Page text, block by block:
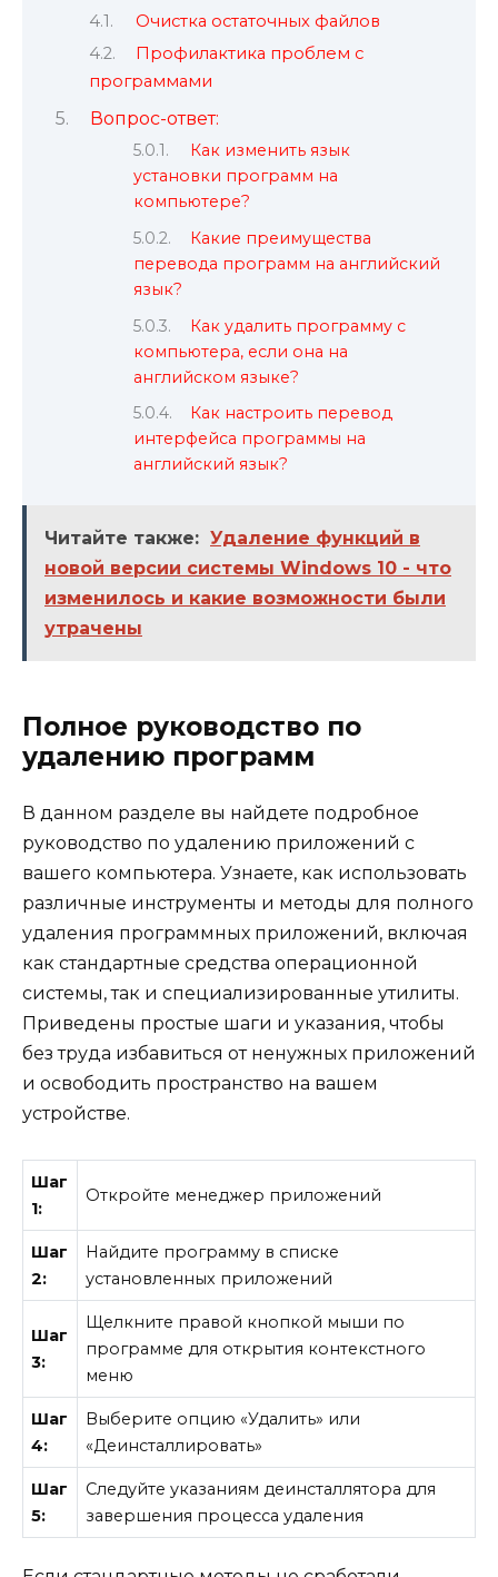
Очистка остаточных файлов
Профилактика проблем с
программами
Вопрос-ответ:
Как изменить язык
установки программ на
компьютере?
Какие преимущества
перевода программ на английский
язык?
Как удалить программу с
компьютера, если она на
английском языке?
Как настроить перевод
интерфейса программы на
английский язык?
Читайте также: Удаление функций в
новой версии системы Windows 10 - что
изменилось и какие возможности были
утрачены
Полное руководство по
удалению программ
В данном разделе вы найдете подробное
руководство по удалению приложений с
вашего компьютера. Узнаете, как использовать
различные инструменты и методы для полного
удаления программных приложений, включая
как стандартные средства операционной
системы, так и специализированные утилиты.
Приведены простые шаги и указания, чтобы
без труда избавиться от ненужных приложений
и освободить пространство на вашем
устройстве.
Шаг
1:
Откройте менеджер приложений
Шаг
2:
Найдите программу в списке
установленных приложений
Шаг
3:
Щелкните правой кнопкой мыши по
программе для открытия контекстного
меню
Шаг
4:
Выберите опцию «Удалить» или
«Деинсталлировать»
Шаг
5:
Следуйте указаниям деинсталлятора для
завершения процесса удаления